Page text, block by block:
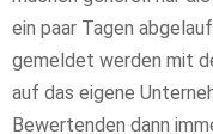
ein paar Tagen
gemeldet werden mit
auf das eigene
Bewertenden dann